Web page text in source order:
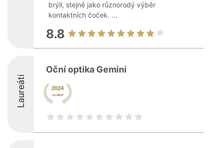
brýlí, stejně jako různorodý výběr
kontaktních čoček. ...
8.8
Laureáti
Oční optika Gemini